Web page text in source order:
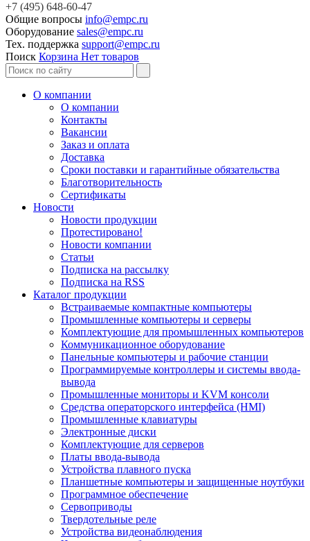
+7 (495) 648-60-47
Общие вопросы info@empc.ru
Оборудование sales@empc.ru
Тех. поддержка support@empc.ru
Поиск Корзина Нет товаров
О компании
О компании
Контакты
Вакансии
Заказ и оплата
Доставка
Сроки поставки и гарантийные обязательства
Благотворительность
Сертификаты
Новости
Новости продукции
Протестировано!
Новости компании
Статьи
Подписка на рассылку
Подписка на RSS
Каталог продукции
Встраиваемые компактные компьютеры
Промышленные компьютеры и серверы
Комплектующие для промышленных компьютеров
Коммуникационное оборудование
Панельные компьютеры и рабочие станции
Программируемые контроллеры и системы ввода-
вывода
Промышленные мониторы и KVM консоли
Средства операторского интерфейса (HMI)
Промышленные клавиатуры
Электронные диски
Комплектующие для серверов
Платы ввода-вывода
Устройства плавного пуска
Планшетные компьютеры и защищенные ноутбуки
Программное обеспечение
Сервоприводы
Твердотельные реле
Устройства видеонаблюдения